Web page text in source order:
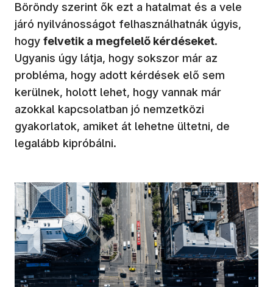
Böröndy szerint ők ezt a hatalmat és a vele
járó nyilvánosságot felhasználhatnák úgyis,
hogy felvetik a megfelelő kérdéseket.
Ugyanis úgy látja, hogy sokszor már az
probléma, hogy adott kérdések elő sem
kerülnek, holott lehet, hogy vannak már
azokkal kapcsolatban jó nemzetközi
gyakorlatok, amiket át lehetne ültetni, de
legalább kipróbálni.